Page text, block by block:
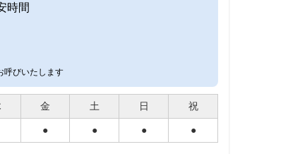
時間
呼びいたします
金 土 日 祝
● ● ● ●